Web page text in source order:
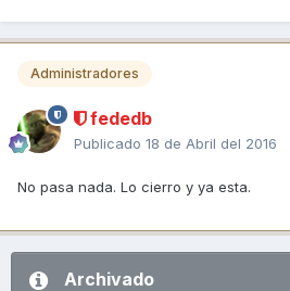
Administradores
fededb
Publicado 18 de Abril del 2016
No pasa nada. Lo cierro y ya esta.
Archivado